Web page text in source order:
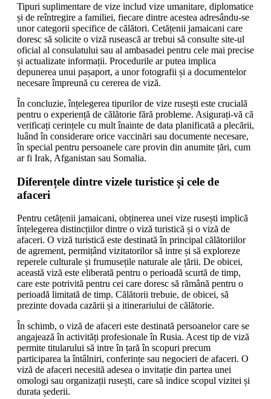
Tipuri suplimentare de vize includ vize umanitare, diplomatice
și de reîntregire a familiei, fiecare dintre acestea adresându-se
unor categorii specifice de călători. Cetățenii jamaicani care
doresc să solicite o viză rusească ar trebui să consulte site-ul
oficial al consulatului sau al ambasadei pentru cele mai precise
și actualizate informații. Procedurile ar putea implica
depunerea unui pașaport, a unor fotografii și a documentelor
necesare împreună cu cererea de viză.
În concluzie, înțelegerea tipurilor de vize rusești este crucială
pentru o experiență de călătorie fără probleme. Asigurați-vă că
verificați cerințele cu mult înainte de data planificată a plecării,
luând în considerare orice vaccinări sau documente necesare,
în special pentru persoanele care provin din anumite țări, cum
ar fi Irak, Afganistan sau Somalia.
Diferențele dintre vizele turistice și cele de
afaceri
Pentru cetățenii jamaicani, obținerea unei vize rusești implică
înțelegerea distincțiilor dintre o viză turistică și o viză de
afaceri. O viză turistică este destinată în principal călătoriilor
de agrement, permițând vizitatorilor să intre și să exploreze
reperele culturale și frumusețile naturale ale țării. De obicei,
această viză este eliberată pentru o perioadă scurtă de timp,
care este potrivită pentru cei care doresc să rămână pentru o
perioadă limitată de timp. Călătorii trebuie, de obicei, să
prezinte dovada cazării și a itinerariului de călătorie.
În schimb, o viză de afaceri este destinată persoanelor care se
angajează în activități profesionale în Rusia. Acest tip de viză
permite titularului să intre în țară în scopuri precum
participarea la întâlniri, conferințe sau negocieri de afaceri. O
viză de afaceri necesită adesea o invitație din partea unei
omologi sau organizații rusești, care să indice scopul vizitei și
durata șederii.